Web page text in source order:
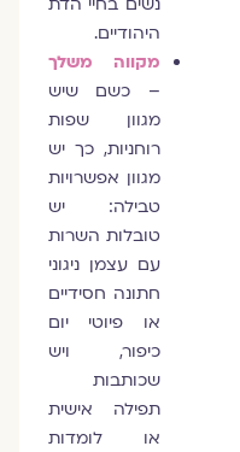
היהודיים.
מקווה משלך
– כשם שיש
מגוון שפות
רוחניות, כך יש
מגוון אפשרויות
טבילה: יש
טובלות השרות
עם עצמן ניגוני
חתונה חסידיים
או פיוטי יום
כיפור, ויש
שכותבות
תפילה אישית
או לומדות